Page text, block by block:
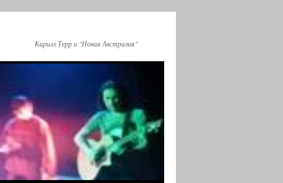
Кирилл Терр и "Новая Австралия"